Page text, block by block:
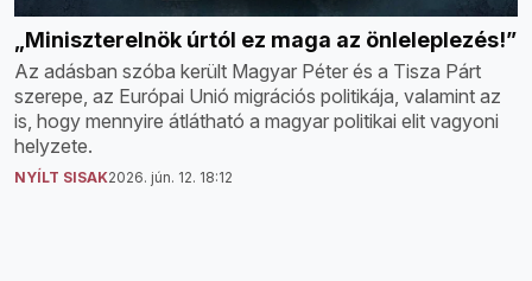
„Miniszterelnök úrtól ez maga az önleleplezés!”
Az adásban szóba került Magyar Péter és a Tisza Párt
szerepe, az Európai Unió migrációs politikája, valamint az
is, hogy mennyire átlátható a magyar politikai elit vagyoni
helyzete.
NYÍLT SISAK2026. jún. 12. 18:12